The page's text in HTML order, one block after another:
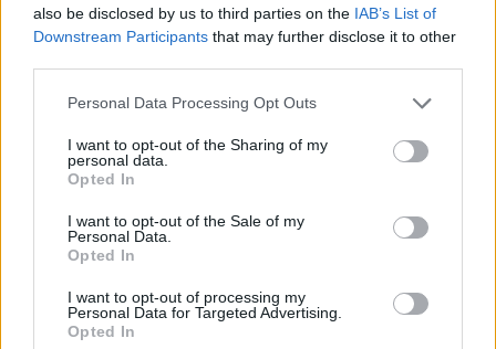
also be disclosed by us to third parties on the IAB’s List of
Downstream Participants that may further disclose it to other
Personal Data Processing Opt Outs
I want to opt-out of the Sharing of my
personal data.
Opted In
I want to opt-out of the Sale of my
Personal Data.
Opted In
I want to opt-out of processing my
Personal Data for Targeted Advertising.
Opted In
UUTISET
Kela muuttaa terapiakäytäntöä
5